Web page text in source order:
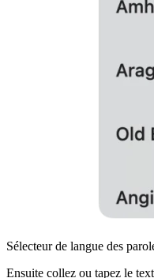
Sélecteur de langue des
Ensuite collez ou tapez le